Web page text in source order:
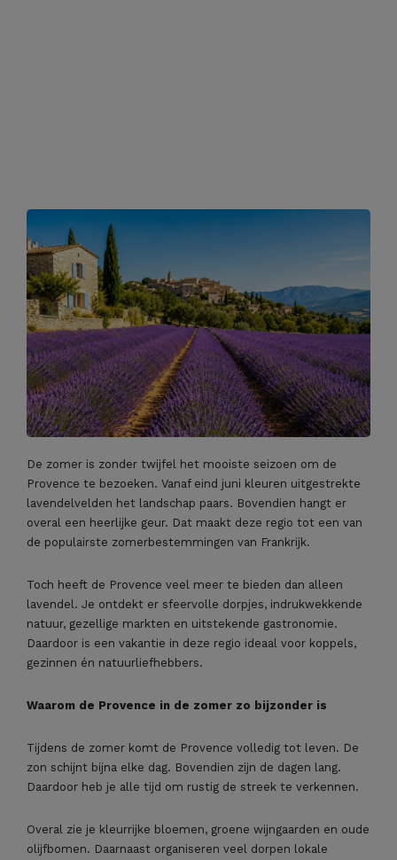
De zomer is zonder twijfel het mooiste seizoen om de
Provence te bezoeken. Vanaf eind juni kleuren uitgestrekte
lavendelvelden het landschap paars. Bovendien hangt er
overal een heerlijke geur. Dat maakt deze regio tot een van
de populairste zomerbestemmingen van Frankrijk.
Toch heeft de Provence veel meer te bieden dan alleen
lavendel. Je ontdekt er sfeervolle dorpjes, indrukwekkende
natuur, gezellige markten en uitstekende gastronomie.
Daardoor is een vakantie in deze regio ideaal voor koppels,
gezinnen én natuurliefhebbers.
Waarom de Provence in de zomer zo bijzonder is
Tijdens de zomer komt de Provence volledig tot leven. De
zon schijnt bijna elke dag. Bovendien zijn de dagen lang.
Daardoor heb je alle tijd om rustig de streek te verkennen.
Overal zie je kleurrijke bloemen, groene wijngaarden en oude
olijfbomen. Daarnaast organiseren veel dorpen lokale